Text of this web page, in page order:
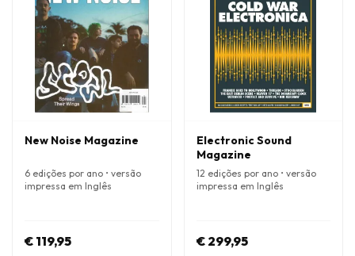
New Noise Magazine
6 edições por ano • versão
impressa em Inglês
€ 119,95
Electronic Sound
Magazine
12 edições por ano • versão
impressa em Inglês
€ 299,95